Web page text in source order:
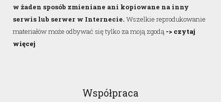
w żaden sposób zmieniane ani kopiowane na inny
serwis lub serwer w Internecie. Wszelkie reprodukowanie
materiałów może odbywać się tylko za moją zgodą -> czytaj
więcej
Współpraca